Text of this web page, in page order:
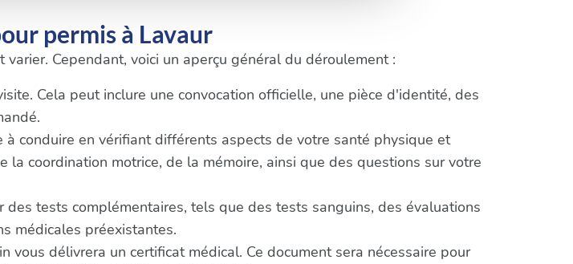
utilisation de leurs services.
permis à Lavaur
Cependant, voici un aperçu général du déroulement :
Cela peut inclure une convocation officielle, une pièce d'identité, des
conduire en vérifiant différents aspects de votre santé physique et
coordination motrice, de la mémoire, ainsi que des questions sur votre
tests complémentaires, tels que des tests sanguins, des évaluations
médicales préexistantes.
vous délivrera un certificat médical. Ce document sera nécessaire pour